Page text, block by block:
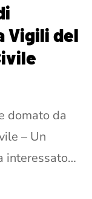
Vigili del
domato da
– Un
interessato…